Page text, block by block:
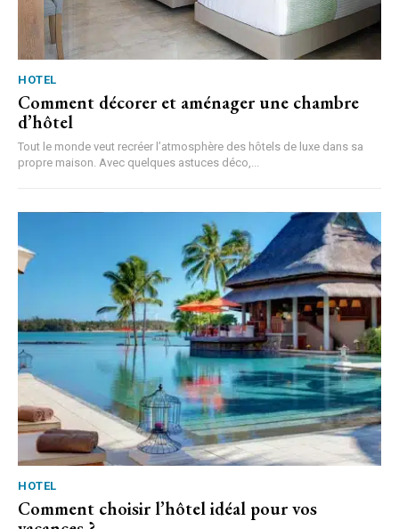
HOTEL
Comment décorer et aménager une chambre
d’hôtel
Tout le monde veut recréer l’atmosphère des hôtels de luxe dans sa
propre maison. Avec quelques astuces déco,...
HOTEL
Comment choisir l’hôtel idéal pour vos